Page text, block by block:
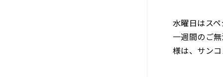
水曜日はス
一週間のご
様は、サン